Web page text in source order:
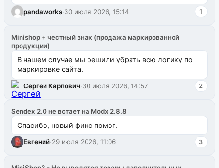
одноименном разделе на modx.pro пока пуст, и,...
pandaworks·30 июля 2026, 15:14 1
Minishop + честный знак (продажа маркированной
продукции)
В нашем случае мы решили убрать всю логику по
маркировке сайта.
Сергей Карпович·30 июля 2026, 14:57 2
Sendex 2.0 не встает на Modx 2.8.8
Спасибо, новый фикс помог.
Евгений·29 июля 2026, 11:06 3